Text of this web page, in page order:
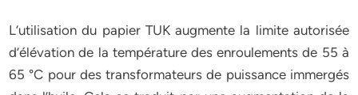
L’utilisation du papier TUK augmente la limite autorisée
d’élévation de la température des enroulements de 55 à
65 °C pour des transformateurs de puissance immergés